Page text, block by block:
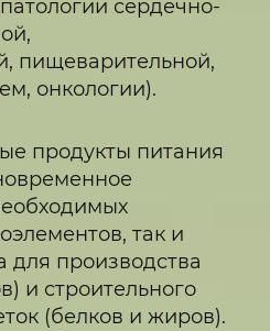
сердечно-
пищеварительной,
онкологии).
продукты питания
так и
для производства
и строительного
(белков и жиров).